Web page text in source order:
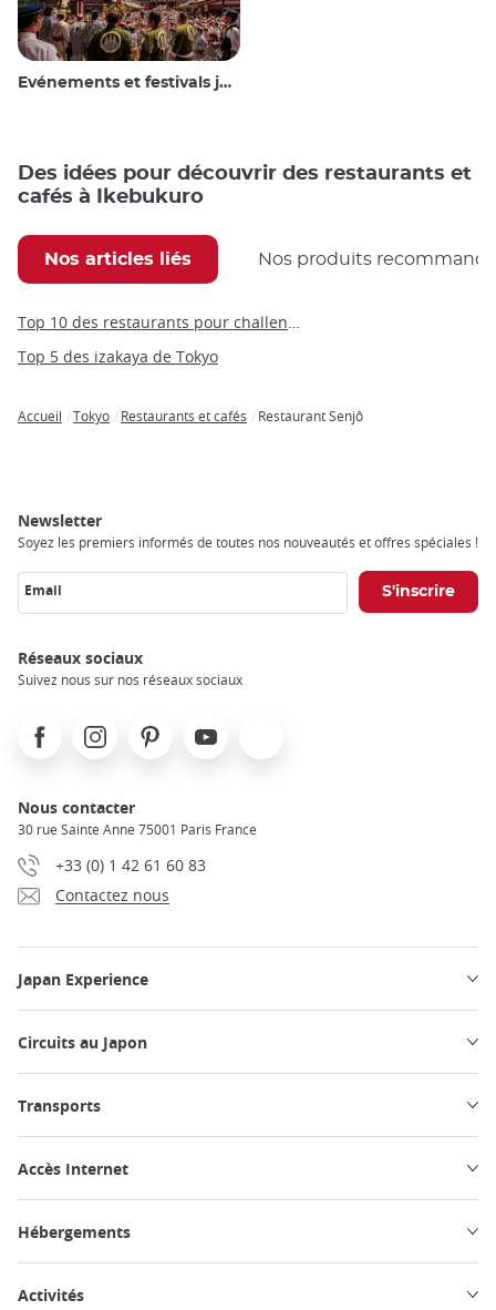
Evénements et festivals japonais
Des idées pour découvrir des restaurants et
cafés à Ikebukuro
Nos articles liés Nos produits
Top 5 des izakaya de Tokyo
Accueil Tokyo Restaurants et cafés Restaurant Senjô
Newsletter
Soyez les premiers informés de toutes nos nouveautés et offres spéciales !
Email
Réseaux sociaux
Suivez nous sur nos réseaux sociaux
FacebookInstagramPinterest Youtube
Nous contacter
30 rue Sainte Anne 75001 Paris France
+33 (0) 1 42 61 60 83
Contactez nous
Japan Experience
Circuits au Japon
Transports
Accès Internet
Hébergements
Activités